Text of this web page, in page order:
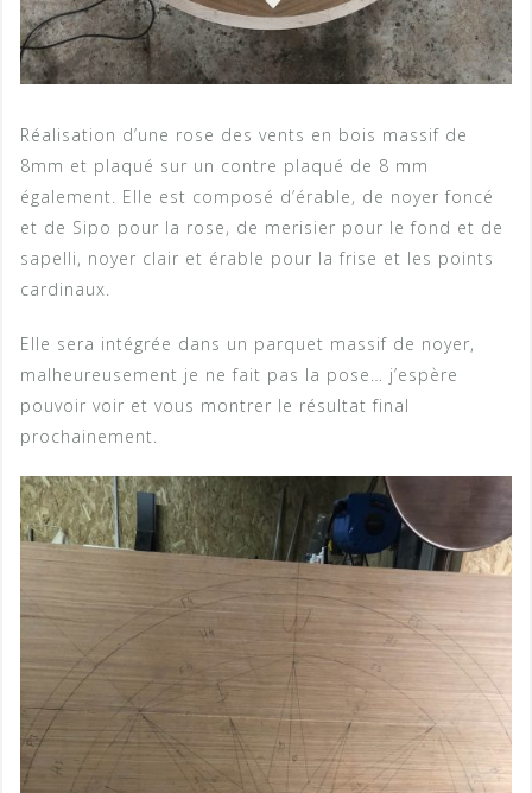
Réalisation d’une rose des vents en bois massif de
8mm et plaqué sur un contre plaqué de 8 mm
également. Elle est composé d’érable, de noyer foncé
et de Sipo pour la rose, de merisier pour le fond et de
sapelli, noyer clair et érable pour la frise et les points
cardinaux.
Elle sera intégrée dans un parquet massif de noyer,
malheureusement je ne fait pas la pose… j’espère
pouvoir voir et vous montrer le résultat final
prochainement.